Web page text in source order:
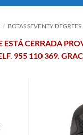
/ BOTAS SEVENTY DEGREES
CERRADA
955 110 369.